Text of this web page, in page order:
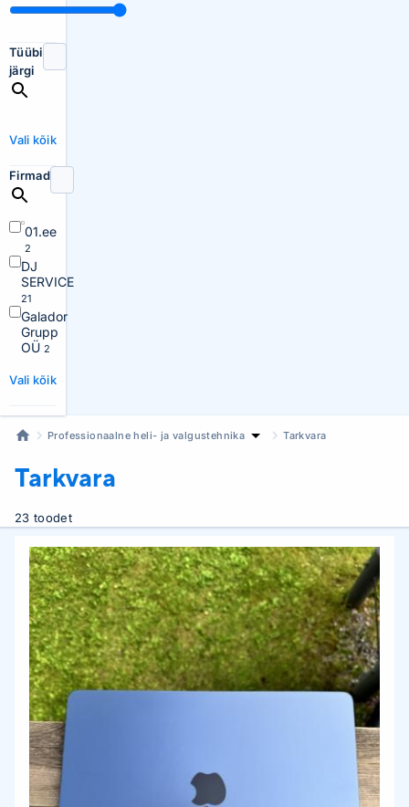
Tüübi
järgi
Vali kõik
Firmad
01.ee
2
DJ
SERVICE
21
Galador
Grupp
OÜ 2
Vali kõik
Professionaalne heli- ja valgustehnika Tarkvara
Tarkvara
23 toodet